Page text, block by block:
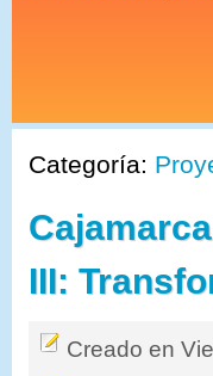
Categoría:
III:
Creado en